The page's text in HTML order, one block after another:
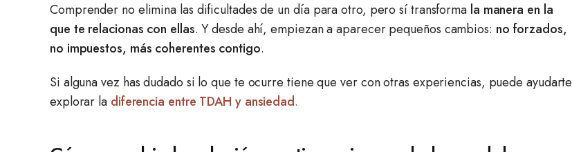
Comprender no elimina las dificultades de un día para otro, pero sí transforma la manera en la
que te relacionas con ellas. Y desde ahí, empiezan a aparecer pequeños cambios: no forzados,
no impuestos, más coherentes contigo.
Si alguna vez has dudado si lo que te ocurre tiene que ver con otras experiencias, puede ayudarte
explorar la diferencia entre TDAH y ansiedad.